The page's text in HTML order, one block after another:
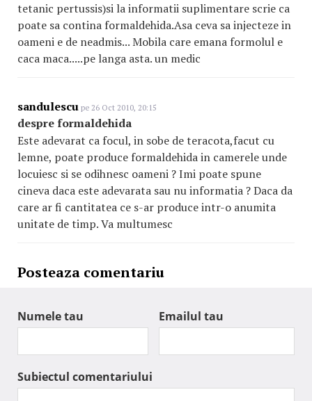
tetanic pertussis)si la informatii suplimentare scrie ca
poate sa contina formaldehida.Asa ceva sa injecteze in
oameni e de neadmis... Mobila care emana formolul e
caca maca.....pe langa asta. un medic
sandulescu pe 26 Oct 2010, 20:15
despre formaldehida
Este adevarat ca focul, in sobe de teracota,facut cu
lemne, poate produce formaldehida in camerele unde
locuiesc si se odihnesc oameni ? Imi poate spune
cineva daca este adevarata sau nu informatia ? Daca da
care ar fi cantitatea ce s-ar produce intr-o anumita
unitate de timp. Va multumesc
Posteaza comentariu
Numele tau Emailul tau
Subiectul comentariului